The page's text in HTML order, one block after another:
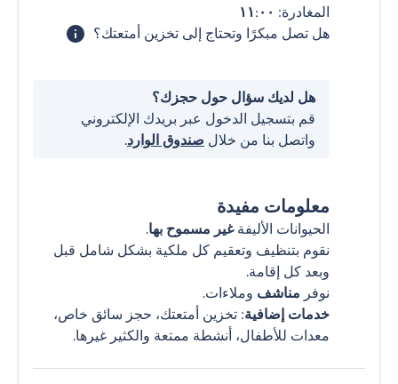
المغادرة: ١١:٠٠
هل تصل مبكرًا وتحتاج إلى تخزين أمتعتك؟
هل لديك سؤال حول حجزك؟
قم بتسجيل الدخول عبر بريدك الإلكتروني
واتصل بنا من خلال صندوق الوارد.
معلومات مفيدة
الحيوانات الأليفةغير مسموح بها.
نقوم بتنظيف وتعقيم كل ملكية بشكل شامل قبل
وبعد كل إقامة.
نوفر مناشف وملاءات.
خدمات إضافية: تخزين أمتعتك، حجز سائق خاص،
معدات للأطفال، أنشطة ممتعة والكثير غيرها.